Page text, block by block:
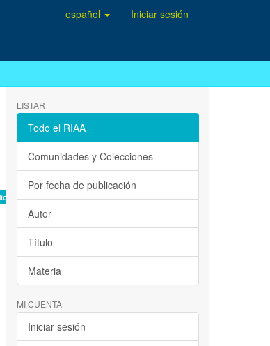
español Iniciar sesión
de casos ×
LISTAR
Todo el RIAA
Comunidades y Colecciones
Por fecha de publicación
Autor
Título
Materia
MI CUENTA
Iniciar sesión